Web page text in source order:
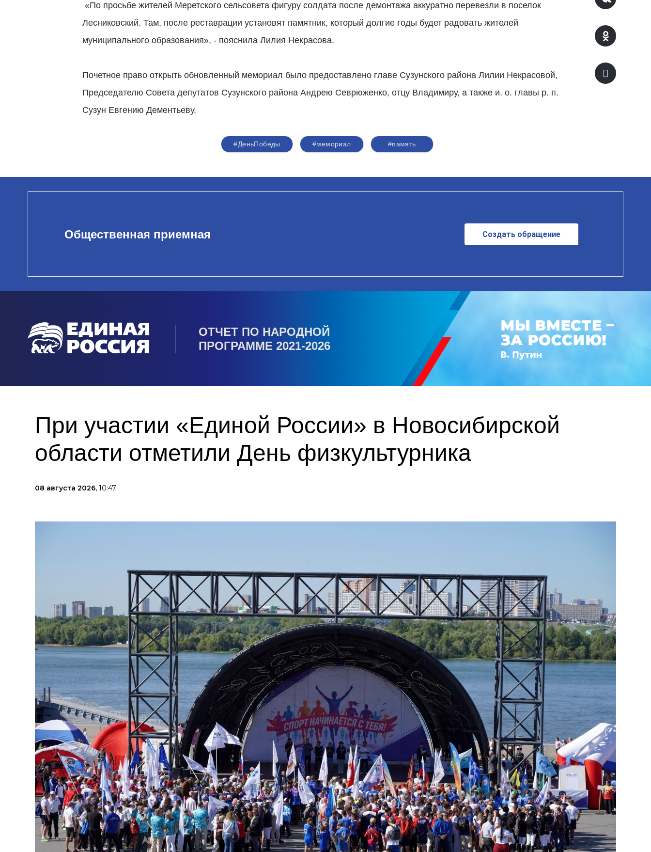
«По просьбе жителей Меретского сельсовета фигуру солдата после демонтажа аккуратно перевезли в поселок
Лесниковский. Там, после реставрации установят памятник, который долгие годы будет радовать жителей
муниципального образования», - пояснила Лилия Некрасова.
Почетное право открыть обновленный мемориал было предоставлено главе Сузунского района Лилии Некрасовой,
Председателю Совета депутатов Сузунского района Андрею Севрюженко, отцу Владимиру, а также и. о. главы р. п.
Сузун Евгению Дементьеву.
#ДеньПобеды #мемориал #память
Общественная приемная Создать обращение
ОТЧЕТ ПО НАРОДНОЙ
ПРОГРАММЕ 2021-2026
При участии «Единой России» в Новосибирской
области отметили День физкультурника
08 августа 2026, 10:47